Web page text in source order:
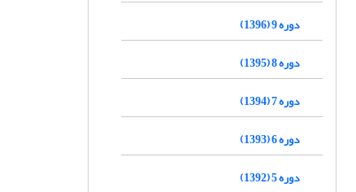
دوره 9 (1396)
دوره 8 (1395)
دوره 7 (1394)
دوره 6 (1393)
دوره 5 (1392)